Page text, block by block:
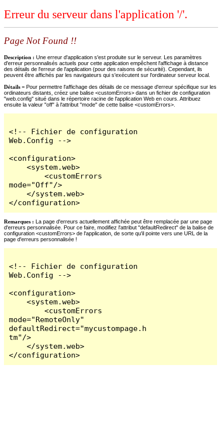
Erreur du serveur dans l'application '/'.
Page Not Found !!
Description : Une erreur d'application s'est produite sur le serveur. Les paramètres
d'erreur personnalisés actuels pour cette application empêchent l'affichage à distance
des détails de l'erreur de l'application (pour des raisons de sécurité). Cependant, ils
peuvent être affichés par les navigateurs qui s'exécutent sur l'ordinateur serveur local.
Détails = Pour permettre l'affichage des détails de ce message d'erreur spécifique sur les
ordinateurs distants, créez une balise <customErrors> dans un fichier de configuration
"web.config" situé dans le répertoire racine de l'application Web en cours. Attribuez
ensuite la valeur "off" à l'attribut "mode" de cette balise <customErrors>.
<!-- Fichier de configuration
Web.Config -->
<configuration>
    <system.web>
        <customErrors
mode="Off"/>
    </system.web>
</configuration>
Remarques : La page d'erreurs actuellement affichée peut être remplacée par une page
d'erreurs personnalisée. Pour ce faire, modifiez l'attribut "defaultRedirect" de la balise de
configuration <customErrors> de l'application, de sorte qu'il pointe vers une URL de la
page d'erreurs personnalisée !
<!-- Fichier de configuration
Web.Config -->
<configuration>
    <system.web>
        <customErrors
mode="RemoteOnly"
defaultRedirect="mycustompage.h
tm"/>
    </system.web>
</configuration>